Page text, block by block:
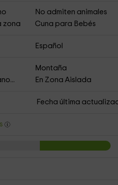
No admiten animales
zona
Cuna para Bebés
Español
Montaña
En Zona Aislada
Fecha última